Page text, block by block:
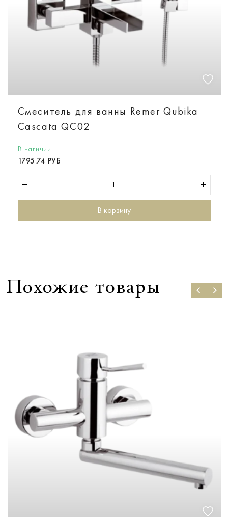
Смеситель для ванны Remer Qubika
Cascata QC02
В наличии
1795.74 РУБ
В корзину
Похожие товары